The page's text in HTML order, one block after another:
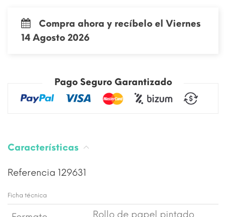
Compra ahora y recíbelo el Viernes
14 Agosto 2026
Pago Seguro Garantizado
Características
Referencia 129631
Ficha técnica
Rollo de papel pintado